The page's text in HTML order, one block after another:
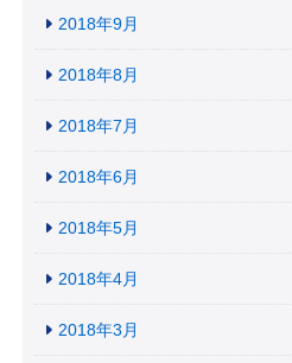
2018年9月
2018年8月
2018年7月
2018年6月
2018年5月
2018年4月
2018年3月